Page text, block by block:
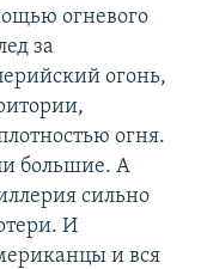
огневого
за
огонь,
огня.
большие. А
сильно
И
и вся